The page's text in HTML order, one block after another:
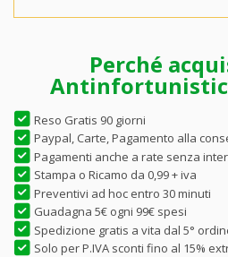
Perché
Reso Gratis 90 giorni
Paypal, Carte, Pagamento alla
Pagamenti anche a rate senza
Stampa o Ricamo da 0,99 + iva
Preventivi ad hoc entro 30 minuti
Guadagna 5€ ogni 99€ spesi
Spedizione gratis a vita dal 5°
Solo per P.IVA sconti fino al 15%